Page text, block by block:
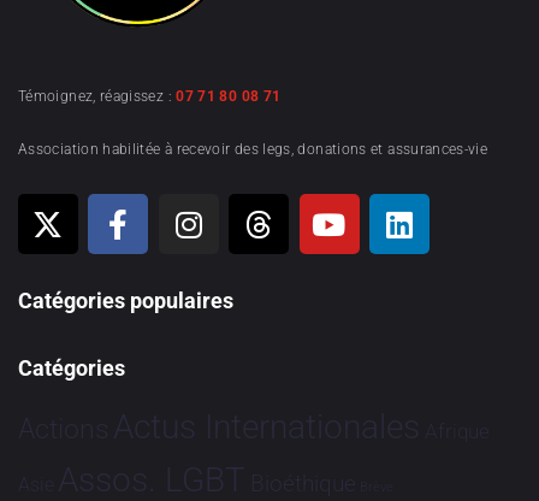
Témoignez, réagissez :07 71 80 08 71
Association habilitée à recevoir des legs, donations et assurances-vie
Catégories populaires
Catégories
Actions Actus Internationales Afrique
Asie Assos. LGBT Bioéthique Brève